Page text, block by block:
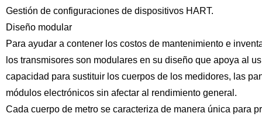
Gestión de configuraciones de dispositivos HART.
Diseño modular
Para ayudar a contener los costos de mantenimiento e
los transmisores son modulares en su diseño que apoya al
capacidad para sustituir los cuerpos de los medidores, las
módulos electrónicos sin afectar al rendimiento general.
Cada cuerpo de metro se caracteriza de manera única para